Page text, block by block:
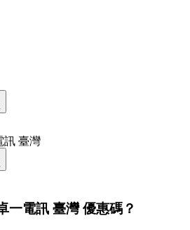
訊 臺灣
一電訊 臺灣 優惠碼？